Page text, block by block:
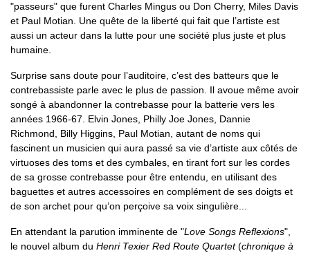
"passeurs" que furent Charles Mingus ou Don Cherry, Miles Davis
et Paul Motian. Une quête de la liberté qui fait que l’artiste est
aussi un acteur dans la lutte pour une société plus juste et plus
humaine.
Surprise sans doute pour l’auditoire, c’est des batteurs que le
contrebassiste parle avec le plus de passion. Il avoue même avoir
songé à abandonner la contrebasse pour la batterie vers les
années 1966-67. Elvin Jones, Philly Joe Jones, Dannie
Richmond, Billy Higgins, Paul Motian, autant de noms qui
fascinent un musicien qui aura passé sa vie d’artiste aux côtés de
virtuoses des toms et des cymbales, en tirant fort sur les cordes
de sa grosse contrebasse pour être entendu, en utilisant des
baguettes et autres accessoires en complément de ses doigts et
de son archet pour qu’on perçoive sa voix singulière...
En attendant la parution imminente de "Love Songs Reflexions",
le nouvel album du Henri Texier Red Route Quartet(chronique à